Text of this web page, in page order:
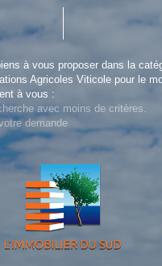
à vous proposer dans la
Agricoles Viticole pour le
à vous :
avec moins de critères.
demande